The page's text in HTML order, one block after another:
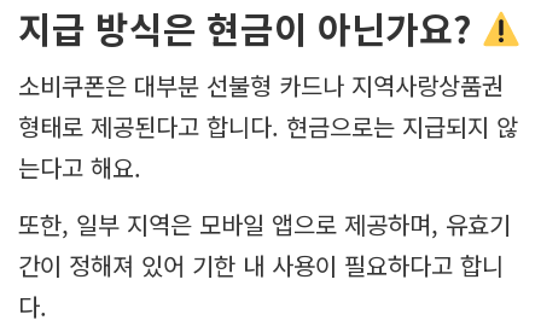
지급 방식은 현금이 아닌가요?
소비쿠폰은 대부분 선불형 카드나 지역사랑상품권
형태로 제공된다고 합니다. 현금으로는 지급되지 않
는다고 해요.
또한, 일부 지역은 모바일 앱으로 제공하며, 유효기
간이 정해져 있어 기한 내 사용이 필요하다고 합니
다.